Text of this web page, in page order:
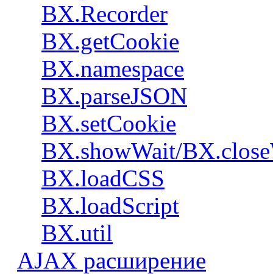
BX.Recorder
BX.getCookie
BX.namespace
BX.parseJSON
BX.setCookie
BX.showWait/
BX.loadCSS
BX.loadScript
BX.util
AJAX расширение